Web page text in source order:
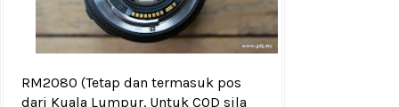
RM2080 (Tetap dan termasuk pos
dari Kuala Lumpur. Untuk COD sila